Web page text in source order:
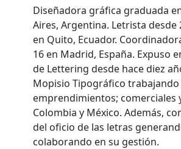
Diseñadora gráfica graduada
Aires, Argentina. Letrista
en Quito, Ecuador.
16 en Madrid, España. Expuso
de Lettering desde hace diez
Mopisio Tipográfico
emprendimientos; comerciales
Colombia y México. Además,
del oficio de las letras
colaborando en su gestión.